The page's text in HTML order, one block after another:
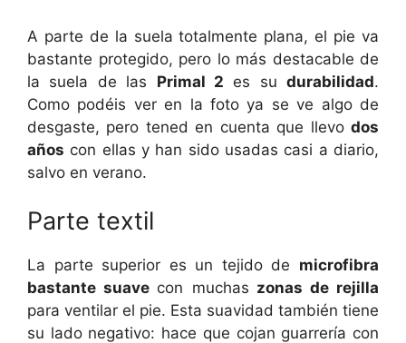
A parte de la suela totalmente plana, el pie va
bastante protegido, pero lo más destacable de
la suela de las Primal 2 es su durabilidad.
Como podéis ver en la foto ya se ve algo de
desgaste, pero tened en cuenta que llevo dos
años con ellas y han sido usadas casi a diario,
salvo en verano.
Parte textil
La parte superior es un tejido de microfibra
bastante suave con muchas zonas de rejilla
para ventilar el pie. Esta suavidad también tiene
su lado negativo: hace que cojan guarrería con